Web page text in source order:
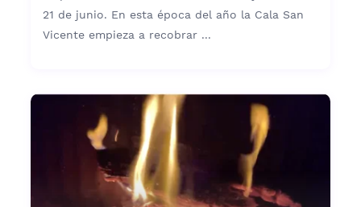
21 de junio. En esta época del año la Cala San
Vicente empieza a recobrar ...